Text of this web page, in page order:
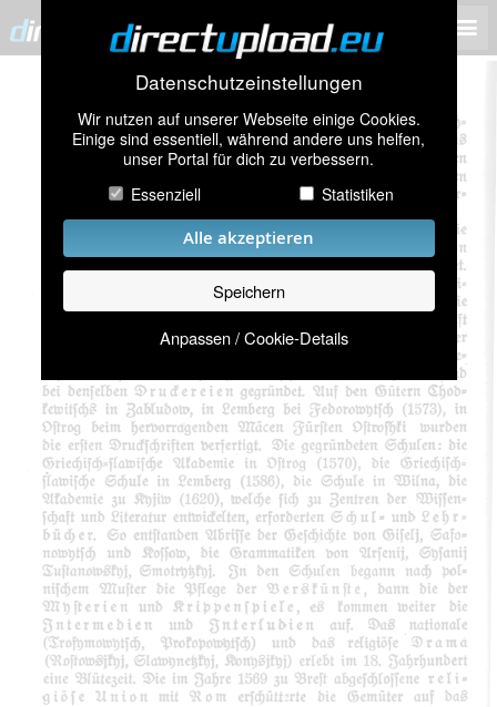
Datenschutzeinstellungen
Wir nutzen auf unserer Webseite einige Cookies.
Einige sind essentiell, während andere uns helfen,
unser Portal für dich zu verbessern.
Essenziell
Statistiken
Alle akzeptieren
Speichern
Anpassen / Cookie-Details